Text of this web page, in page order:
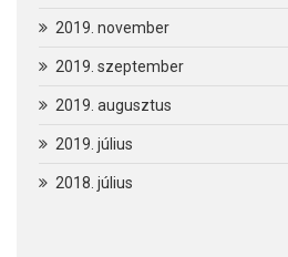
2019. november
2019. szeptember
2019. augusztus
2019. július
2018. július